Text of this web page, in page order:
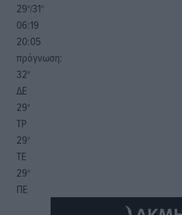
29°/31°
06:19
20:05
πρόγνωση:
32°
ΔΕ
29°
ΤΡ
29°
ΤΕ
29°
ΠΕ